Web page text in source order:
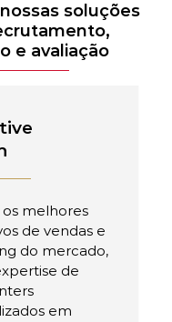
soluções
e avaliação
os melhores
de vendas e
do mercado,
de
em